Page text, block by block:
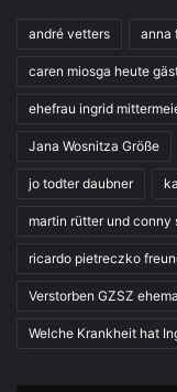
andré vetters anna
caren miosga heute
ehefrau ingrid
Jana Wosnitza Größe
jo todter daubner
martin rütter und conny
ricardo pietreczko
Verstorben GZSZ
Welche Krankheit hat